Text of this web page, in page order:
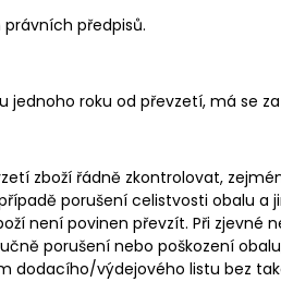
předpisů.
jednoho roku od převzetí, má se
zboží řádně zkontrolovat,
porušení celistvosti obalu
není povinen převzít. Při
porušení nebo poškození
dodacího/výdejového listu bez